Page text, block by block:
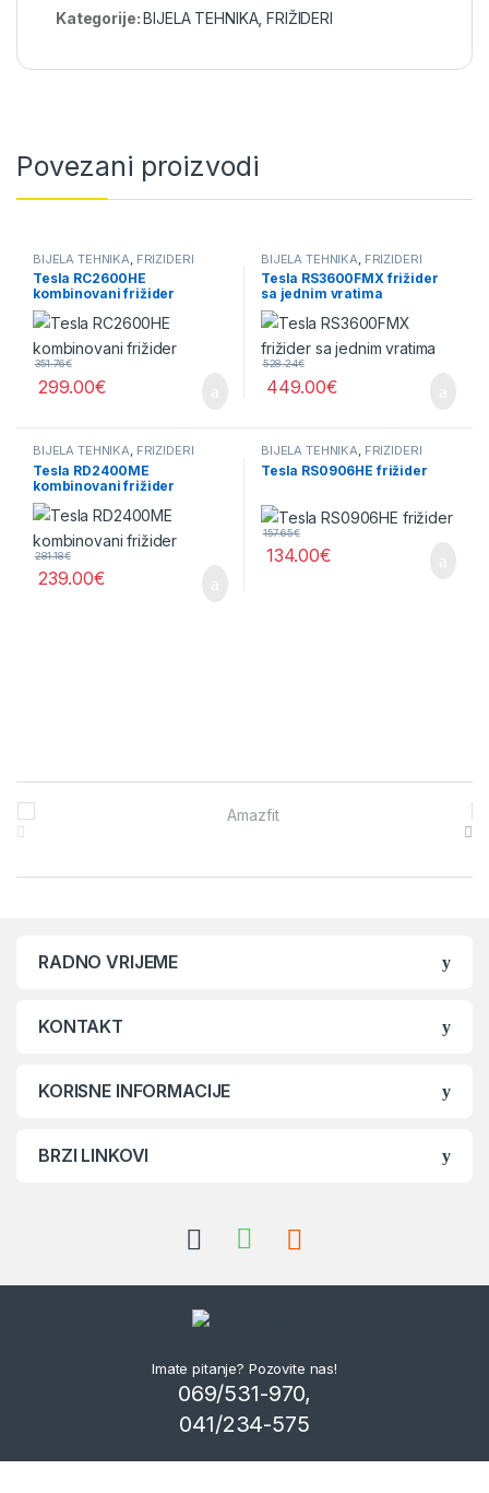
Kategorije:BIJELA TEHNIKA,FRIŽIDERI
Povezani proizvodi
BIJELA TEHNIKA FRIŽIDERI
Tesla RC2600HE
kombinovani frižider
351.76€
299.00€
BIJELA TEHNIKA FRIŽIDERI
Tesla RS3600FMX frižider
sa jednim vratima
528.24€
449.00€
BIJELA TEHNIKA, FRIŽIDERI
Tesla RD2400ME
kombinovani frižider
281.18€
239.00€
BIJELA TEHNIKA, FRIŽIDERI
Tesla RS0906HE frižider
157.65€
134.00€
Brands Carousel
RADNO VRIJEME
KONTAKT
KORISNE INFORMACIJE
BRZI LINKOVI
Imate pitanje? Pozovite nas!
069/531-970,
041/234-575